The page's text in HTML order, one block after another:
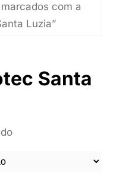
com a
Luzia”
Santa